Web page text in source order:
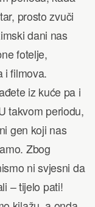
prosto zvuči
dani nas
fotelje,
i filmova.
iz kuće pa i
takvom periodu,
gen koji nas
Zbog
ni svjesni da
– tijelo pati!